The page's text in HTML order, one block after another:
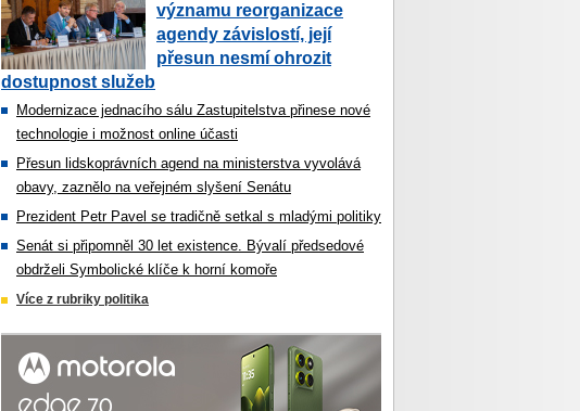
významu reorganizace
agendy závislostí, její
přesun nesmí ohrozit
dostupnost služeb
Modernizace jednacího sálu Zastupitelstva přinese nové
technologie i možnost online účasti
Přesun lidskoprávních agend na ministerstva vyvolává
obavy, zaznělo na veřejném slyšení Senátu
Prezident Petr Pavel se tradičně setkal s mladými politiky
Senát si připomněl 30 let existence. Bývalí předsedové
obdrželi Symbolické klíče k horní komoře
Více z rubriky politika